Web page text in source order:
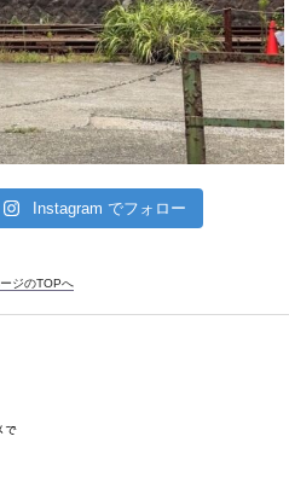
Instagram でフォロー
ジのTOPへ